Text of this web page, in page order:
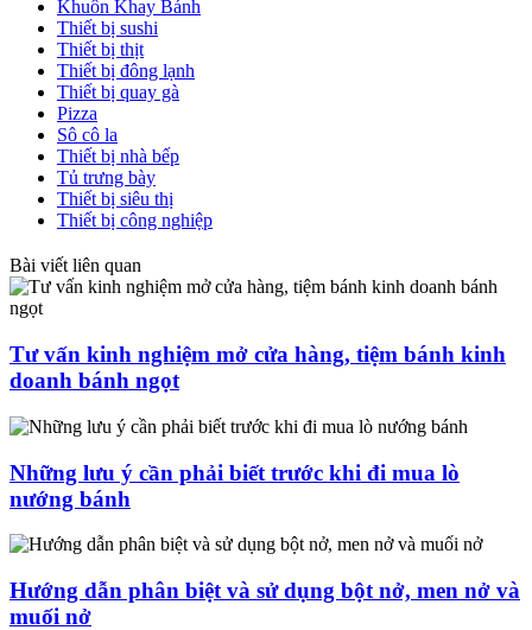
Khuôn Khay Bánh
Thiết bị sushi
Thiết bị thịt
Thiết bị đông lạnh
Thiết bị quay gà
Pizza
Sô cô la
Thiết bị nhà bếp
Tủ trưng bày
Thiết bị siêu thị
Thiết bị công nghiệp
Bài viết liên quan
Tư vấn kinh nghiệm mở cửa hàng, tiệm bánh kinh
doanh bánh ngọt
Những lưu ý cần phải biết trước khi đi mua lò
nướng bánh
Hướng dẫn phân biệt và sử dụng bột nở, men nở và
muối nở